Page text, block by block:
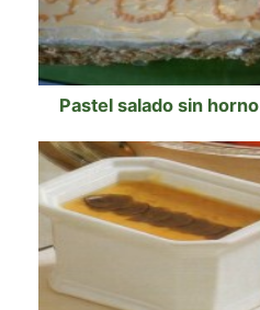
Pastel salado sin horno